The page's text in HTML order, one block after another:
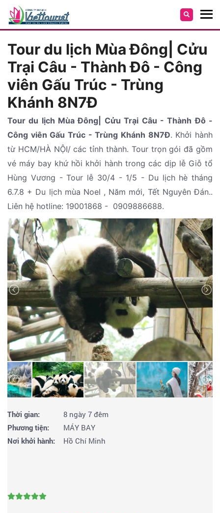
Tour du lịch Mùa Đông| Cửu
Trại Câu - Thành Đô - Công
viên Gấu Trúc - Trùng
Khánh 8N7Đ
Tour du lịch Mùa Đông| Cửu Trại Câu - Thành Đô -
Công viên Gấu Trúc - Trùng Khánh 8N7Đ. Khởi hành
từ HCM/HÀ NỘI/ các tỉnh thành. Tour trọn gói đã gồm
vé máy bay khứ hồi khởi hành trong các dịp lễ Giỗ tổ
Hùng Vương - Tour lễ 30/4 - 1/5 - Du lịch hè tháng
6.7.8 + Du lịch mùa Noel , Năm mới, Tết Nguyên Đán..
Liên hệ hotline: 19001868 - 0909886688.
Thời gian:
8 ngày 7 đêm
Phương tiện:
MÁY BAY
Nơi khởi hành:
Hồ Chí Minh